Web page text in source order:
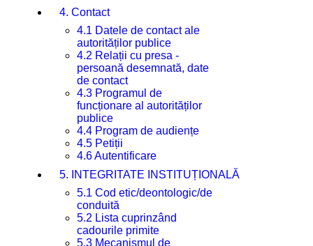
4. Contact
4.1 Datele de contact ale
autorităților publice
4.2 Relații cu presa -
persoană desemnată, date
de contact
4.3 Programul de
funcționare al autorităților
publice
4.4 Program de audiențe
4.5 Petiții
4.6 Autentificare
5. INTEGRITATE INSTITUȚIONALĂ
5.1 Cod etic/deontologic/de
conduită
5.2 Lista cuprinzând
cadourile primite
5.3 Mecanismul de